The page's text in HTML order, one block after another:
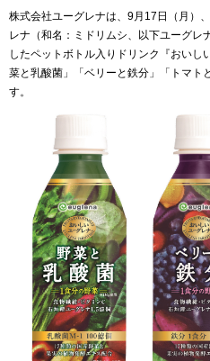
株式会社ユーグレナは、9月17日（月）
レナ（和名：ミドリムシ、以下ユーグレ
したペットボトル入りドリンク『おいし
菜と乳酸菌」「ベリーと鉄分」「トマト
す。